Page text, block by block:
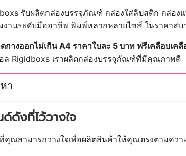
รับผลิตกล่องบรรจุภัณฑ์ กล่องใส่ลิปสติก กล่อง
งานระดับมืออาชีพ พิมพ์หลากหลายไซส์ ในราคาสบ
กางออกไม่เกิน A4 ราคาใบละ 5 บาท ฟรีเคลือบเค
ล Rigidboxs เราผลิตกล่องบรรจุภัณฑ์ที่มีคุณภาพดี
า
ดังที่ไว้วางใจ
ณสามารถวางใจเพื่อผลิตสินค้าให้คุณตรงตามควา